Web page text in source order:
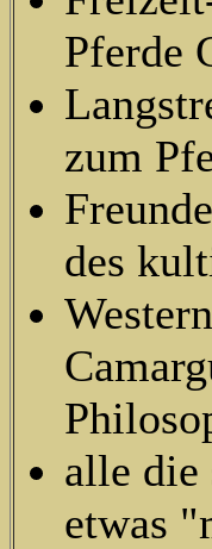
Pferde
zum
des
alle die
etwas